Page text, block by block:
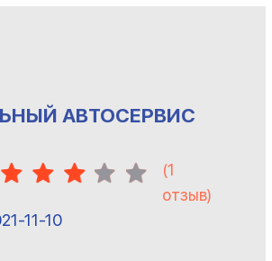
АВТОСЕРВИС
(1
отзыв)
11-10